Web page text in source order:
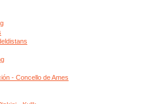
- Concello de Ames